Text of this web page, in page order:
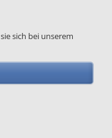
sich bei unserem